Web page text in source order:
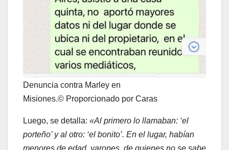
Denuncia contra Marley en
Misiones.© Proporcionado por Caras
Luego, se detalla: «Al primero lo llamaban: ‘el
porteño’ y al otro: ‘el bonito’. En el lugar, habían
menores de edad, varones, de quienes no se sabe